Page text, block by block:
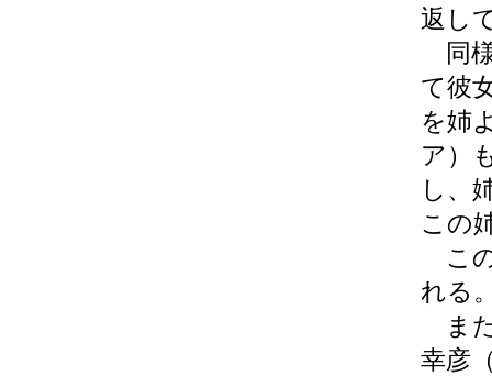
返し
同
て彼
を姉
ア）
し、
この
こ
れる
ま
幸彦